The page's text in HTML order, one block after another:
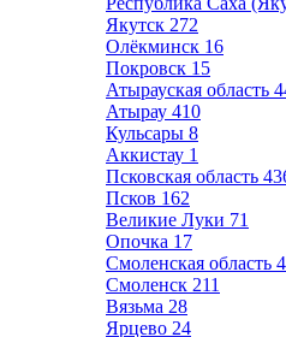
Якутск 272
Олёкминск 16
Покровск 15
Атырауская область
Атырау 410
Кульсары 8
Аккистау 1
Псковская область
Псков 162
Великие Луки 71
Опочка 17
Смоленская область
Смоленск 211
Вязьма 28
Ярцево 24